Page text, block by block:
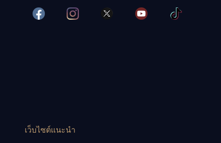
เว็บไซต์แนะนำ